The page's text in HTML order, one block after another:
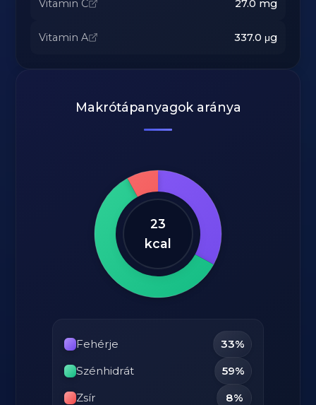
Vitamin C 27.0 mg
Vitamin A 337.0 μg
Makrótápanyagok aránya
23
kcal
Fehérje
33%
Szénhidrát
59%
Zsír
8%